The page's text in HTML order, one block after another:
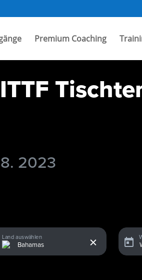
Premium Coaching
2023
Land auswählen